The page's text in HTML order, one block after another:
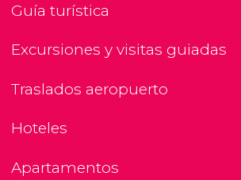
Guía turística
Excursiones y visitas guiadas
Traslados aeropuerto
Hoteles
Apartamentos